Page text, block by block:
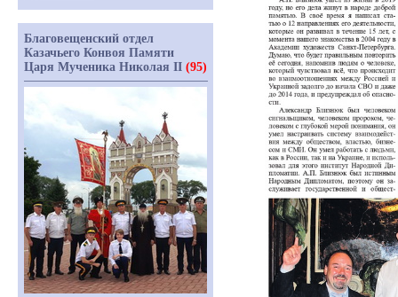
Благовещенский отдел
Казачьего Конвоя Памяти
Царя Мученика Николая II (95)